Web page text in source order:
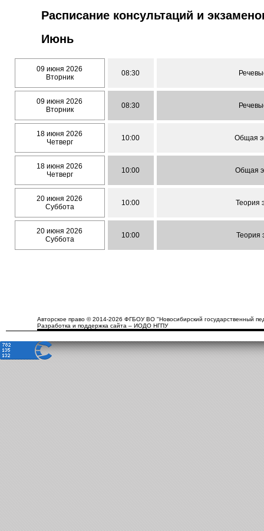
Расписание консультаций и
Июнь
09 июня 2026
Вторник
08:30
09 июня 2026
Вторник
08:30
18 июня 2026
Четверг
10:00 Общая
18 июня 2026
Четверг
10:00 Общая
20 июня 2026
Суббота
10:00 Теория
20 июня 2026
Суббота
10:00 Теория
Авторское право © 2014-2026 ФГБОУ ВО "Новосибирский государственный
Разработка и поддержка сайта – ИОДО НГПУ